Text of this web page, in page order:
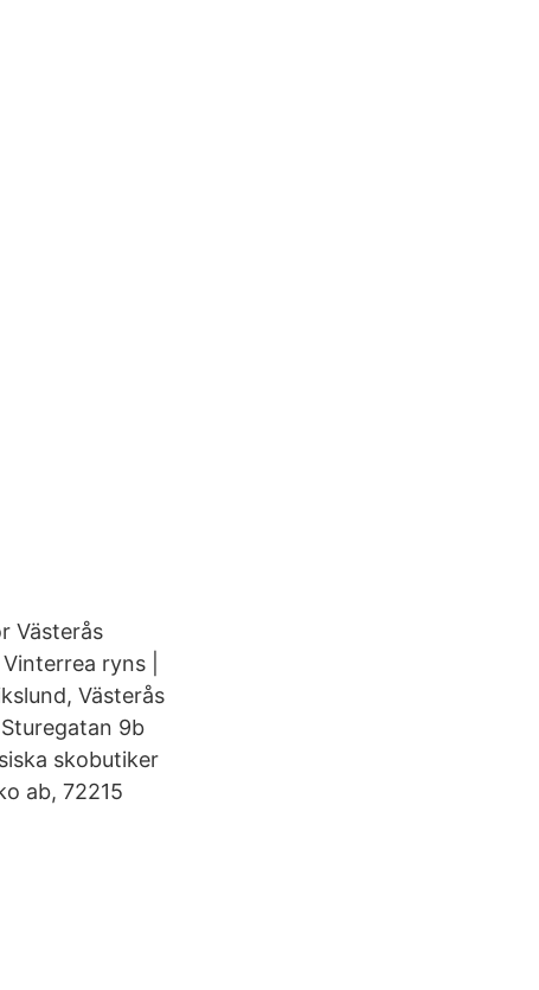
Västerås
ryns |
Västerås
9b
skobutiker
ab, 72215